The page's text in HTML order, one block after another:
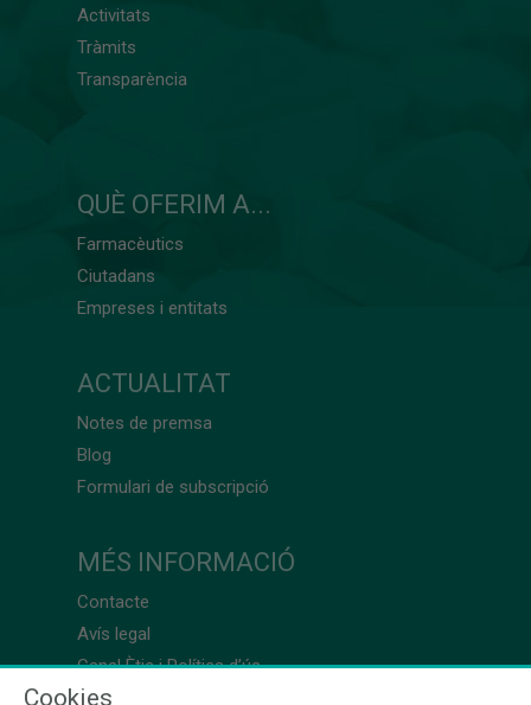
Activitats
Tràmits
Transparència
QUÈ OFERIM A...
Farmacèutics
Ciutadans
Empreses i entitats
ACTUALITAT
Notes de premsa
Blog
Formulari de subscripció
MÉS INFORMACIÓ
Contacte
Avís legal
Canal Ètic i Política d’ús
Cookies